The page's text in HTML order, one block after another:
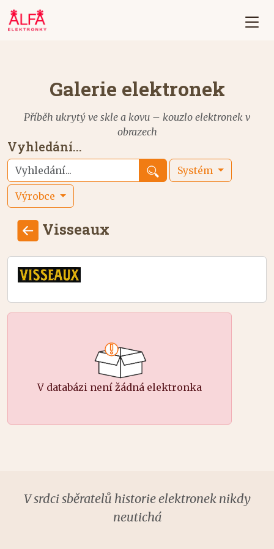
Galerie elektronek
Příběh ukrytý ve skle a kovu – kouzlo elektronek v
obrazech
Vyhledání...
Systém
Výrobce
Visseaux
V databázi není žádná elektronka
V srdci sběratelů historie elektronek nikdy
neutichá